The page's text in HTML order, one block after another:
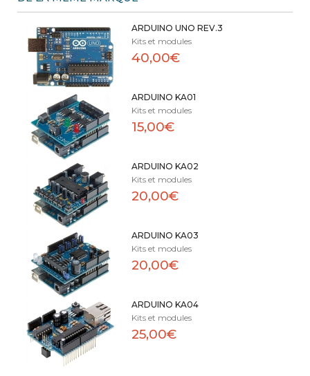
ARDUINO UNO REV.3
Kits et modules
40,00€
ARDUINO KA01
Kits et modules
15,00€
ARDUINO KA02
Kits et modules
20,00€
ARDUINO KA03
Kits et modules
20,00€
ARDUINO KA04
Kits et modules
25,00€